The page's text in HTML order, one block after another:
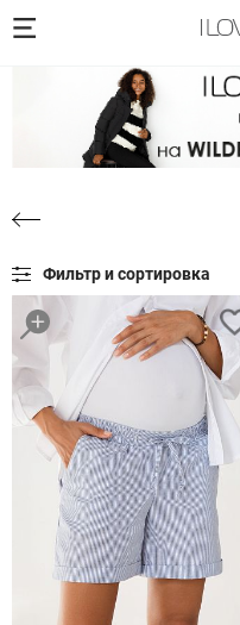
Фильтр и сортировка